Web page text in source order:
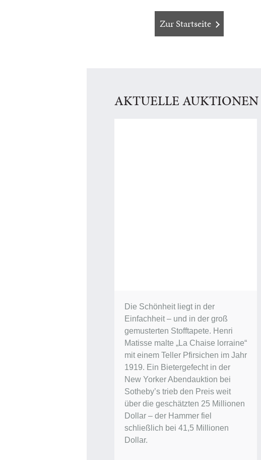
Zur Startseite
AKTUELLE AUKTIONEN
Die Schönheit liegt in der
Einfachheit – und in der groß
gemusterten Stofftapete. Henri
Matisse malte „La Chaise lorraine“
mit einem Teller Pfirsichen im Jahr
1919. Ein Bietergefecht in der
New Yorker Abendauktion bei
Sotheby’s trieb den Preis weit
über die geschätzten 25 Millionen
Dollar – der Hammer fiel
schließlich bei 41,5 Millionen
Dollar.